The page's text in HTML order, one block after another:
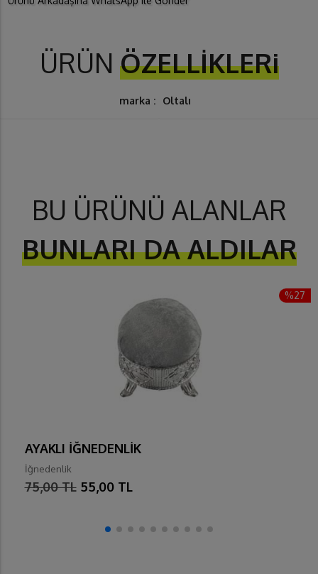
ÜRÜN ÖZELLİKLERi
marka : Oltalı
BU ÜRÜNÜ ALANLAR
BUNLARI DA ALDILAR
%27
AYAKLI İĞNEDENLİK
İğnedenlik
75,00 TL 55,00 TL